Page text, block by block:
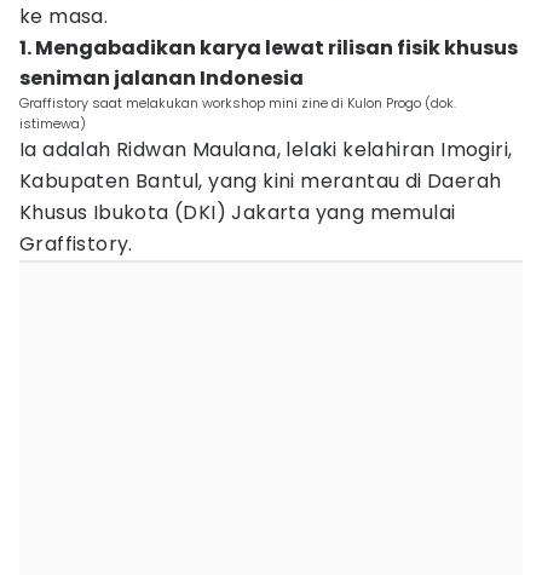
ke masa.
1. Mengabadikan karya lewat rilisan fisik khusus
seniman jalanan Indonesia
Graffistory saat melakukan workshop mini zine di Kulon Progo (dok.
istimewa)
Ia adalah Ridwan Maulana, lelaki kelahiran Imogiri,
Kabupaten Bantul, yang kini merantau di Daerah
Khusus Ibukota (DKI) Jakarta yang memulai
Graffistory.